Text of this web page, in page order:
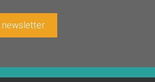
newsletter